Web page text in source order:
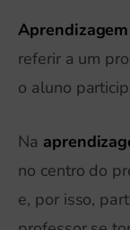
referir a um
o aluno
Na
no centro do
e, por isso,